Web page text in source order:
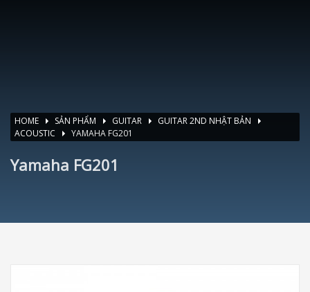
HOME SẢN PHẨM GUITAR
GUITAR 2ND NHẬT BẢN
ACOUSTIC
YAMAHA FG201
Yamaha FG201